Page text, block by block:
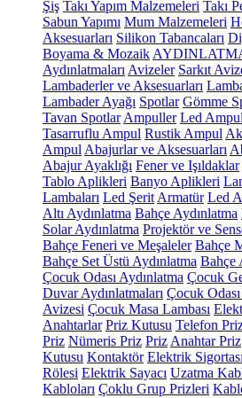
Şiş Takı Yapım Malzemeleri Takı
Sabun Yapımı Mum Malzemeleri
Aksesuarları Silikon Tabancaları
Boyama & Mozaik
Aydınlatmaları Avizeler Sarkıt
Lambaderler ve Aksesuarları
Lambader Ayağı Spotlar Gömme
Tavan Spotlar Ampuller Led Ampul
Tasarruflu Ampul Rustik Ampul
Ampul Abajurlar ve Aksesuarları
Abajur Ayaklığı Fener ve Işıldaklar
Tablo Aplikleri Banyo Aplikleri
Lambaları Led Şerit Armatür Led
Altı Aydınlatma Bahçe Aydınlatma
Solar Aydınlatma Projektör ve
Bahçe Feneri ve Meşaleler Bahçe
Bahçe Set Üstü Aydınlatma Bahçe
Çocuk Odası Aydınlatma Çocuk
Duvar Aydınlatmaları Çocuk
Avizesi Çocuk Masa Lambası
Anahtarlar Priz Kutusu Telefon
Priz Nümeris Priz Priz Anahtar Priz
Kutusu Kontaktör Elektrik Sigortası
Rölesi Elektrik Sayacı Uzatma
Kabloları Çoklu Grup Prizleri